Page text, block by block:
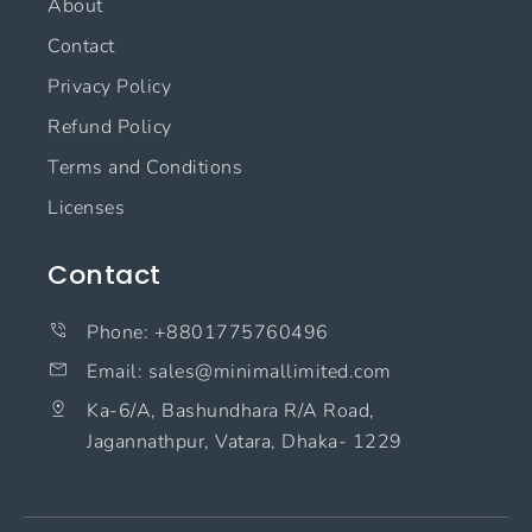
About
Contact
Privacy Policy
Refund Policy
Terms and Conditions
Licenses
Contact
Phone: +8801775760496
Email: sales@minimallimited.com​
Ka-6/A, Bashundhara R/A Road,
Jagannathpur, Vatara, Dhaka- 1229